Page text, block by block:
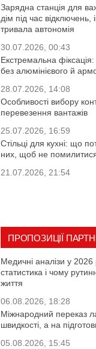
Зарядна станція для
дім під час відключень,
тривала автономія
30.07.2026, 00:43
Екстремальна
без алюмінієвого й
28.07.2026, 14:08
Особливості вибору
перевезення вантажів
25.07.2026, 16:59
Стільці для кухні: що
них, щоб не
21.07.2026, 21:54
ПРОПОЗИЦІЇ
Медичні аналізи у
статистика і чому
життя
06.08.2026, 18:28
Міжнародний переказ
швидкості, а на
05.08.2026, 15:45